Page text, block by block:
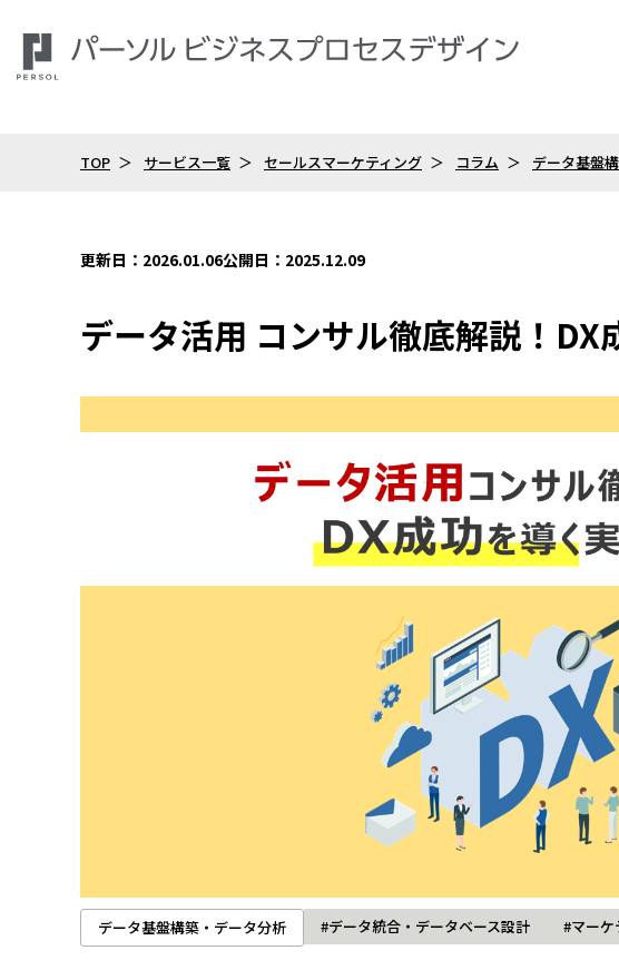
TOP サービス一覧 セールスマーケティング コラム データ基盤
更新日：2026.01.06公開日：2025.12.09
データ活用 コンサル徹底解説！DX
データ基盤構築・データ分析 #データ統合・データベース設計 #マーケ